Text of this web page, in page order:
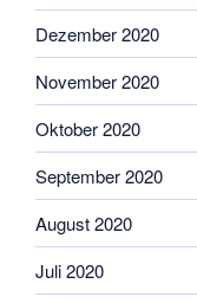
Dezember 2020
November 2020
Oktober 2020
September 2020
August 2020
Juli 2020